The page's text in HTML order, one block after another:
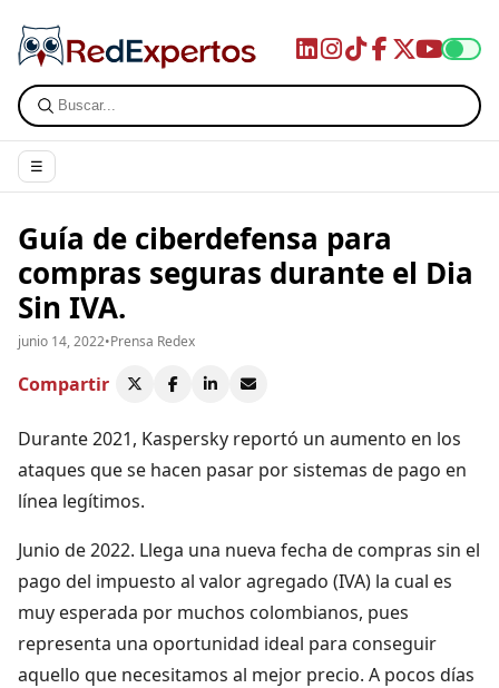
☰
Guía de ciberdefensa para
compras seguras durante el Dia
Sin IVA.
junio 14, 2022•Prensa Redex
Compartir
Durante 2021, Kaspersky reportó un aumento en los
ataques que se hacen pasar por sistemas de pago en
línea legítimos.
Junio de 2022. Llega una nueva fecha de compras sin el
pago del impuesto al valor agregado (IVA) la cual es
muy esperada por muchos colombianos, pues
representa una oportunidad ideal para conseguir
aquello que necesitamos al mejor precio. A pocos días